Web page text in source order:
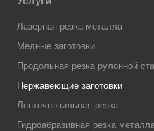
Лазерная резка металла
Медные заготовки
Продольная резка рулонной
Нержавеющие заготовки
Ленточнопильная резка
Гидроабразивная резка